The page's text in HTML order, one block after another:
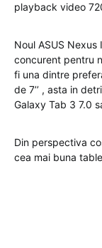
playback video
Noul ASUS
concurent pentru
fi una dintre
de 7’’ , asta in
Galaxy Tab 3 7.0
Din perspectiva
cea mai buna